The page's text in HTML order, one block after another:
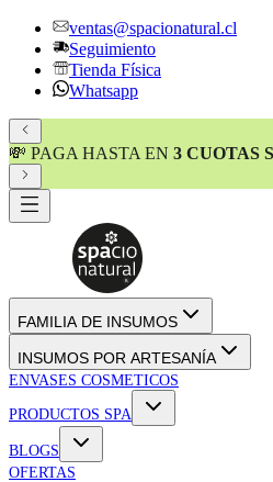
ventas@spacionatural.cl
Seguimiento
Tienda Física
Whatsapp
💸 PAGA HASTA EN 3 CUOTAS
FAMILIA DE INSUMOS
INSUMOS POR ARTESANÍA
ENVASES COSMETICOS
PRODUCTOS SPA
BLOGS
OFERTAS